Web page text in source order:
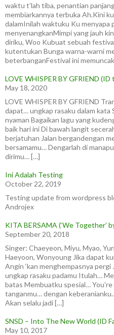
waktu t’lah tiba, penantian
membiarkannya terbuka Ah.Kini
dalamInilah waktuku Ku menyapa
menyenangkanMimpi yang jauh
diriku, Woo Kubuat sebuah
kutentukan Bunga warna-warni
beterbanganFestival ini
LOVE WHISPER BY GFRIEND
May 18, 2020
LOVE WHISPER BY GFRIEND
dapat… ungkap rasaku dalam kata
nyaman Bagaikan lagu yang
baik hari ini Di bawah langit
berjatuhan Jalan bergandengan
bersamamu… Dengarlah di
dirimu… […]
Ini Adalah Testing
October 22, 2019
Testing update from wordpress
Androjex
KITA BERSAMA (‘We Together’
September 20, 2018
Singer: Chaeyeon, Miyu, Myao,
Haeyoon, Wonyoung Jika dapat
Angin ‘kan menghempasnya
ungkap rasaku padamu Itulah…
batas Membuatku spesial… You’re
tanganmu… dengan
Akan selalu jadi […]
SNSD – Into The New World (ID
May 10, 2017